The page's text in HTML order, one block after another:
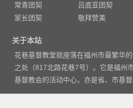
常青团契
吕底亚团契
家长团契
敬拜赞美
关于本站
花巷基督教堂就座落在福州市最繁华
之处（817北路花巷7号）。它是福州
基督教会的活动中心，亦是省、市基督